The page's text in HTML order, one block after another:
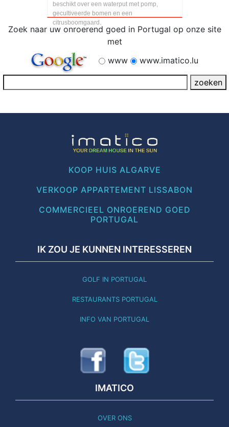
beschikt over een waterput met pomp,
gecultiveerde bomen en een
citrusboomgaard.
Zoek naar uw onroerend goed in Portugal op onze site
met
www
www.imatico.lu
KOOP HUIS ALGARVE
VERKOOP APPARTEMENT LISSABON
COMMERCIEEL ONROEREND GOED
PORTUGAL
IK ZOU JE KUNNEN INTERESSEREN
GOLF IN PORTUGAL
RESTAURANTS PORTUGAL
INFO VAN PORTUGAL
IMATICO
OVER ONS